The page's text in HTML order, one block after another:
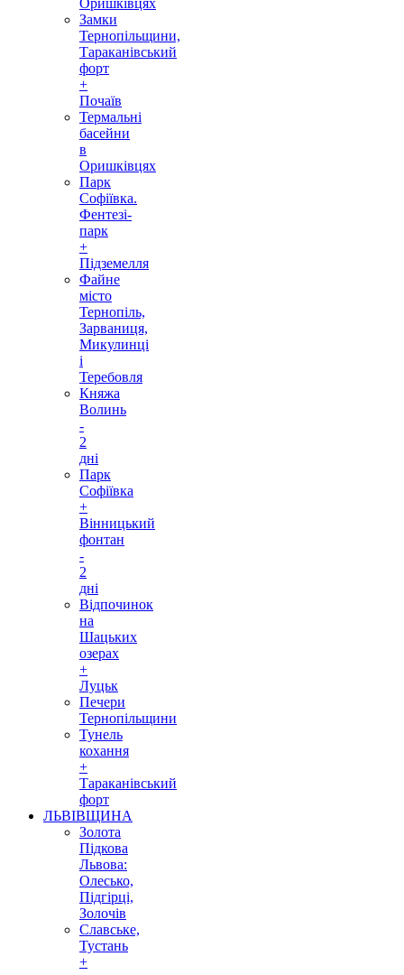
Оришківцях
Замки
Тернопільщини,
Тараканівський
форт
+
Почаїв
Термальні
басейни
в
Оришківцях
Парк
Софіївка.
Фентезі-
парк
+
Підземелля
Файне
місто
Тернопіль,
Зарваниця,
Микулинці
і
Теребовля
Княжа
Волинь
-
2
дні
Парк
Софіївка
+
Вінницький
фонтан
-
2
дні
Відпочинок
на
Шацьких
озерах
+
Луцьк
Печери
Тернопільщини
Тунель
кохання
+
Тараканівський
форт
ЛЬВІВЩИНА
Золота
Підкова
Львова:
Олесько,
Підгірці,
Золочів
Славське,
Тустань
+